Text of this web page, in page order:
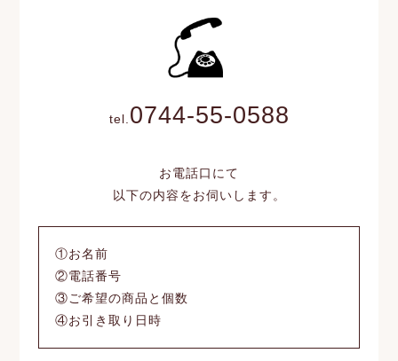
tel. 0744-55-0588
お電話口にて
以下の内容をお伺いします。
①お名前
②電話番号
③ご希望の商品と個数
④お引き取り日時